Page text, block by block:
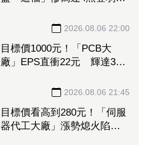
2026.08.06 22:00
目標價1000元！「PCB大
廠」EPS直衝22元 輝達3年
2026.08.06 21:45
目標價看高到280元！「伺服
器代工大廠」漲勢熄火陷連2